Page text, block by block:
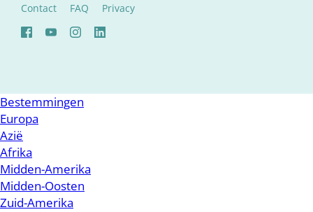
Contact FAQ Privacy
Bestemmingen
Europa
Azië
Afrika
Midden-Amerika
Midden-Oosten
Zuid-Amerika